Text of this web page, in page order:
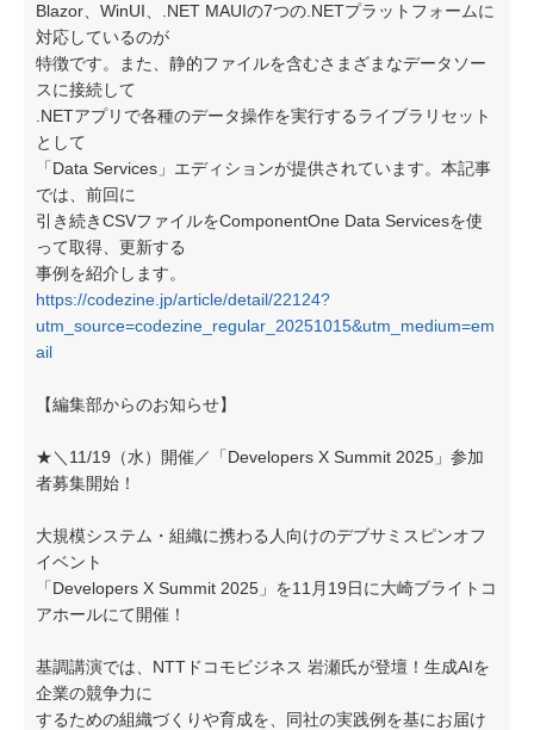
Blazor、WinUI、.NET MAUIの7つの.NETプラットフォームに
対応しているのが
特徴です。また、静的ファイルを含むさまざまなデータソー
スに接続して
.NETアプリで各種のデータ操作を実行するライブラリセット
として
「Data Services」エディションが提供されています。本記事
では、前回に
引き続きCSVファイルをComponentOne Data Servicesを使
って取得、更新する
事例を紹介します。
https://codezine.jp/article/detail/22124?
utm_source=codezine_regular_20251015&utm_medium=em
ail
【編集部からのお知らせ】
★＼11/19（水）開催／「Developers X Summit 2025」参加
者募集開始！
大規模システム・組織に携わる人向けのデブサミスピンオフ
イベント
「Developers X Summit 2025」を11月19日に大崎ブライトコ
アホールにて開催！
基調講演では、NTTドコモビジネス 岩瀬氏が登壇！生成AIを
企業の競争力に
するための組織づくりや育成を、同社の実践例を基にお届け